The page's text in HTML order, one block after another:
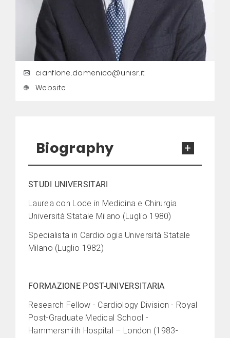
cianflone.domenico@unisr.it
Website
Biography
STUDI UNIVERSITARI
Laurea con Lode in Medicina e Chirurgia
Università Statale Milano (Luglio 1980)
Specialista in Cardiologia Università Statale
Milano (Luglio 1982)
FORMAZIONE POST-UNIVERSITARIA
Research Fellow - Cardiology Division - Royal
Post-Graduate Medical School -
Hammersmith Hospital – London (1983-